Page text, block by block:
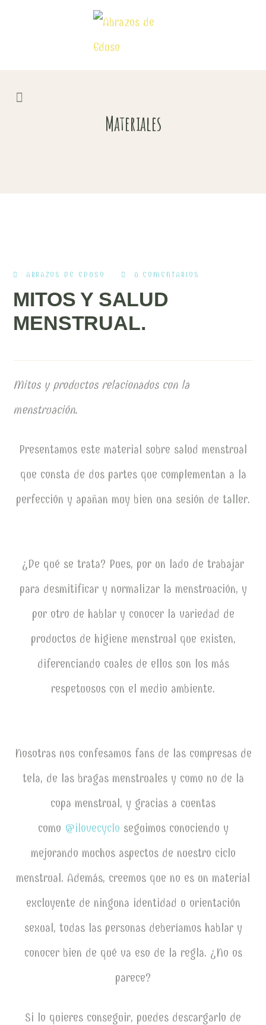
Materiales
ABRAZOS DE EDUSO 0 COMENTARIOS
MITOS Y SALUD
MENSTRUAL.
Mitos y productos relacionados con la
menstruación.
Presentamos este material sobre salud menstrual
que consta de dos partes que complementan a la
perfección y apañan muy bien una sesión de taller.
¿De qué se trata? Pues, por un lado de trabajar
para desmitificar y normalizar la menstruación, y
por otro de hablar y conocer la variedad de
productos de higiene menstrual que existen,
diferenciando cuales de ellos son los más
respetuosos con el medio ambiente.
Nosotras nos confesamos fans de las compresas de
tela, de las bragas menstruales y como no de la
copa menstrual, y gracias a cuentas
como @ilovecyclo seguimos conociendo y
mejorando muchos aspectos de nuestro ciclo
menstrual. Además, creemos que no es un material
excluyente de ninguna identidad u orientación
sexual, todas las personas deberíamos hablar y
conocer bien de qué va eso de la regla. ¿No os
parece?
Si lo quieres conseguir, puedes descargarlo de